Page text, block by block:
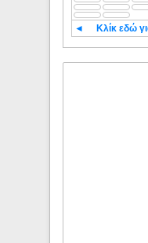
◄ Κλίκ εδώ